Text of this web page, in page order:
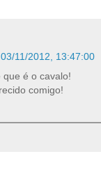
03/11/2012, 13:47:00
que é o cavalo!
comigo!